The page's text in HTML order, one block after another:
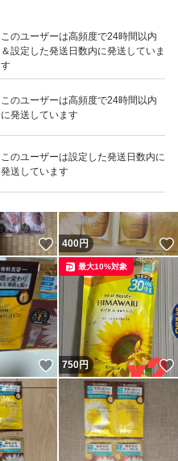
このユーザーは高頻度で24時間以内
＆設定した発送日数内に発送していま
す
このユーザーは高頻度で24時間以内
に発送しています
このユーザーは設定した発送日数内に
発送しています
いいね！
500
いいね！
400円
いいね！
750円
最大10%対象